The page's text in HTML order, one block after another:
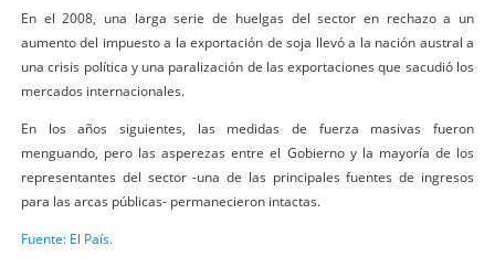
En el 2008, una larga serie de huelgas del sector en rechazo a un
aumento del impuesto a la exportación de soja llevó a la nación austral a
una crisis política y una paralización de las exportaciones que sacudió los
mercados internacionales.
En los años siguientes, las medidas de fuerza masivas fueron
menguando, pero las asperezas entre el Gobierno y la mayoría de los
representantes del sector -una de las principales fuentes de ingresos
para las arcas públicas- permanecieron intactas.
Fuente: El País.